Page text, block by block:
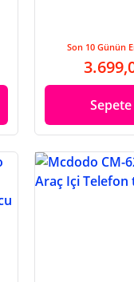
Son 10 Günün